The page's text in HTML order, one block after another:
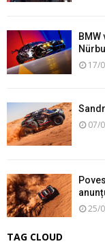
17/
07/
25/
TAG CLOUD